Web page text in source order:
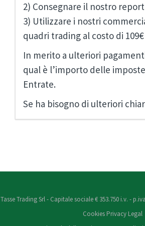
2) Consegnare il nostro
3) Utilizzare i nostri
quadri trading al costo di
In merito a ulteriori
qual è l’importo delle
Entrate.
Se ha bisogno di ulteriori
Tasse Trading Srl - Capitale sociale € 353.750 i.v. -
Cookies Privacy Legal